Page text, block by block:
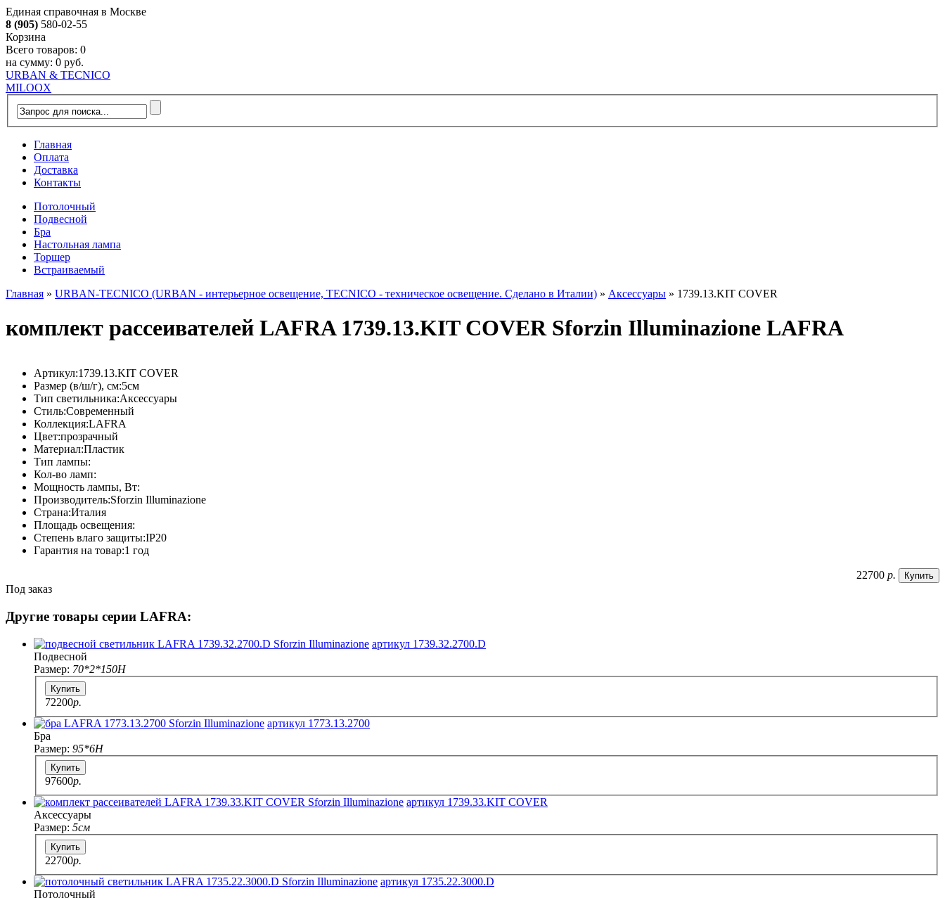
Единая справочная в Москве
8 (905) 580-02-55
Корзина
Всего товаров: 0
на сумму: 0 руб.
URBAN & TECNICO
MILOOX
Главная
Оплата
Доставка
Контакты
Потолочный
Подвесной
Бра
Настольная лампа
Торшер
Встраиваемый
Главная » URBAN-TECNICO (URBAN - интерьерное освещение, TECNICO - техническое освещение. Сделано в Италии) » Аксессуары » 1739.13.KIT COVER
комплект рассеивателей LAFRA 1739.13.KIT COVER Sforzin Illuminazione LAFRA
Артикул:1739.13.KIT COVER
Размер (в/ш/г), см:5см
Тип светильника:Аксессуары
Стиль:Современный
Коллекция:LAFRA
Цвет:прозрачный
Материал:Пластик
Тип лампы:
Кол-во ламп:
Мощность лампы, Вт:
Производитель:Sforzin Illuminazione
Страна:Италия
Площадь освещения:
Степень влаго защиты:IP20
Гарантия на товар:1 год
22700 р. Купить
Под заказ
Другие товары серии LAFRA:
артикул 1739.32.2700.D
Подвесной
Размер: 70*2*150H
Купить
72200p.
артикул 1773.13.2700
Бра
Размер: 95*6H
Купить
97600p.
артикул 1739.33.KIT COVER
Аксессуары
Размер: 5см
Купить
22700p.
артикул 1735.22.3000.D
Потолочный